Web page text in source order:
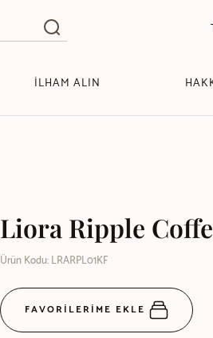
İLHAM ALIN
Liora Ripple
Ürün Kodu: LRARPL01KF
FAVORİLERİME EKLE